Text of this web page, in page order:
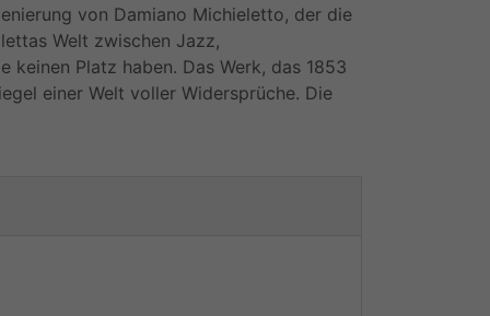
von Damiano Michieletto, der die
Welt zwischen Jazz,
keinen Platz haben. Das Werk, das 1853
einer Welt voller Widersprüche. Die